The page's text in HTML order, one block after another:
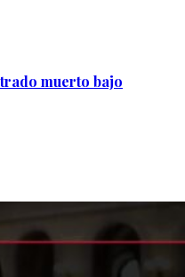
muerto bajo